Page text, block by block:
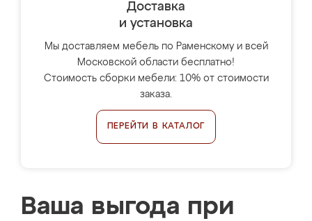
Доставка
и установка
Мы доставляем мебель по Раменскому и всей
Московской области бесплатно!
Стоимость сборки мебели: 10% от стоимости
заказа.
ПЕРЕЙТИ В КАТАЛОГ
Ваша выгода при